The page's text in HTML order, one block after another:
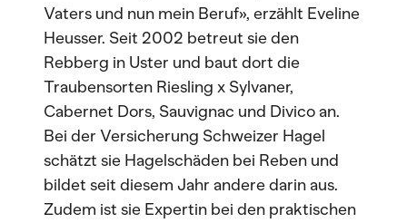
Vaters und nun mein Beruf», erzählt Eveline
Heusser. Seit 2002 betreut sie den
Rebberg in Uster und baut dort die
Traubensorten Riesling x Sylvaner,
Cabernet Dors, Sauvignac und Divico an.
Bei der Versicherung Schweizer Hagel
schätzt sie Hagelschäden bei Reben und
bildet seit diesem Jahr andere darin aus.
Zudem ist sie Expertin bei den praktischen